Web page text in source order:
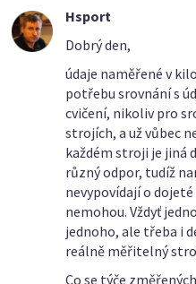
Hsport
Dobrý den,
údaje naměřené v
potřebu srovnání s
cvičení, nikoliv pro
strojích, a už vůbec
každém stroji je jiná
různý odpor, tudíž
nevypovídají o
nemohou. Vždyť
jednoho, ale třeba i
reálně měřitelný
Co se týče